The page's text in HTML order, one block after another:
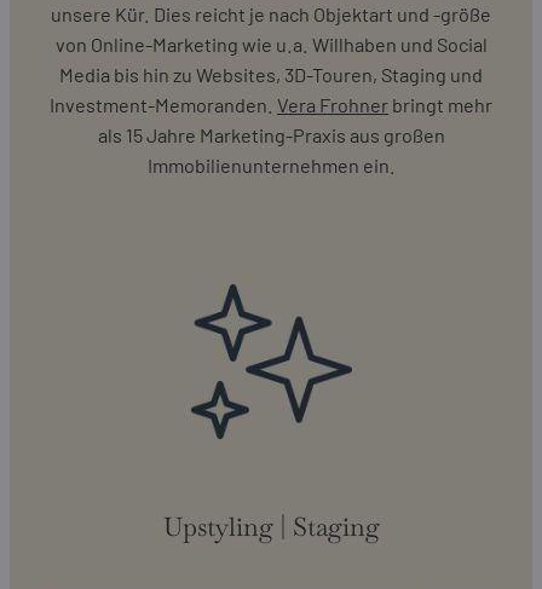
unsere Kür. Dies reicht je nach Objektart und -größe
von Online-Marketing wie u.a. Willhaben und Social
Media bis hin zu Websites, 3D-Touren, Staging und
Investment-Memoranden. Vera Frohner bringt mehr
als 15 Jahre Marketing-Praxis aus großen
Immobilienunternehmen ein.
Upstyling | Staging